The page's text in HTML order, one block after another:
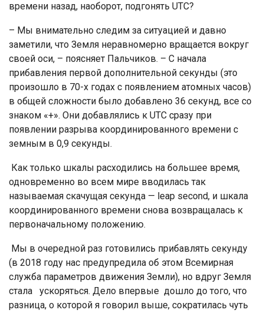
времени назад, наоборот, подгонять UTC?
– Мы внимательно следим за ситуацией и давно
заметили, что Земля неравномерно вращается вокруг
своей оси, – поясняет Пальчиков. – С начала
прибавления первой дополнительной секунды (это
произошло в 70-х годах с появлением атомных часов)
в общей сложности было добавлено 36 секунд, все со
знаком «+». Они добавлялись к UTC сразу при
появлении разрыва координированного времени с
земным в 0,9 секунды.
Как только шкалы расходились на большее время,
одновременно во всем мире вводилась так
называемая скачущая секунда — leap second, и шкала
координированного времени снова возвращалась к
первоначальному положению.
Мы в очередной раз готовились прибавлять секунду
(в 2018 году нас предупредила об этом Всемирная
служба параметров движения Земли), но вдруг Земля
стала ускоряться. Дело впервые дошло до того, что
разница, о которой я говорил выше, сократилась чуть